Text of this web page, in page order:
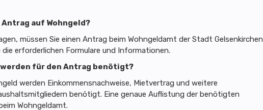
auf Wohngeld?
müssen Sie einen Antrag beim Wohngeldamt der Stadt Gelsenkirchen
erforderlichen Formulare und Informationen.
werden für den Antrag benötigt?
werden Einkommensnachweise, Mietvertrag und weitere
benötigt. Eine genaue Auflistung der benötigten
Wohngeldamt.